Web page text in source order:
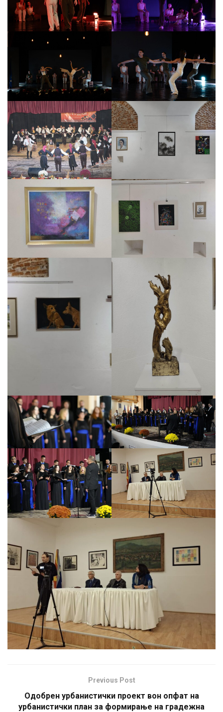
Previous Post
Одобрен урбанистички проект вон опфат на
урбанистички план за формирање на градежна